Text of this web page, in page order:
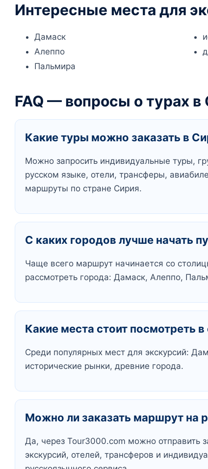
Интересные места для
Дамаск
Алеппо
Пальмира
FAQ — вопросы о турах в
Какие туры можно заказать в
Можно запросить индивидуальные туры,
русском языке, отели, трансферы,
маршруты по стране Сирия.
С каких городов лучше начать
Чаще всего маршрут начинается со
рассмотреть города: Дамаск, Алеппо,
Какие места стоит посмотреть
Среди популярных мест для экскурсий:
исторические рынки, древние города.
Можно ли заказать маршрут на
Да, через Tour3000.com можно отправить
экскурсий, отелей, трансферов и